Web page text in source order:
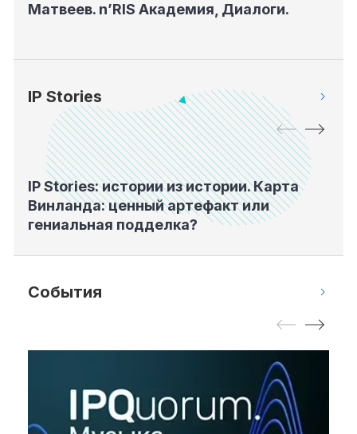
Матвеев. n’RIS Академия, Диалоги.
IP Stories
Видео
IP Stories: истории из истории. Карта
Винланда: ценный артефакт или
гениальная подделка?
События